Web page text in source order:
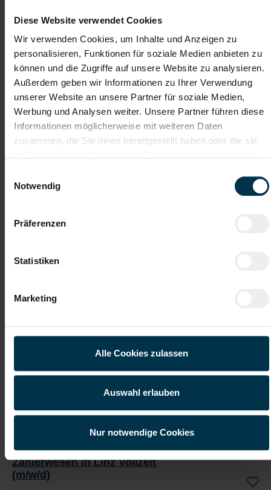
Diese Website verwendet Cookies
Wir verwenden Cookies, um Inhalte und Anzeigen zu
personalisieren, Funktionen für soziale Medien anbieten zu
können und die Zugriffe auf unsere Website zu analysieren.
Außerdem geben wir Informationen zu Ihrer Verwendung
unserer Website an unsere Partner für soziale Medien,
Werbung und Analysen weiter. Unsere Partner führen diese
Informationen möglicherweise mit weiteren Daten
zusammen, die Sie ihnen bereitgestellt haben oder die sie
Notwendig
Präferenzen
Statistiken
Marketing
Alle Cookies zulassen
Auswahl erlauben
Nur notwendige Cookies
Fertigungsstandards
Gute Erreichbarkeit Gratis Parkplatz
Unbefristetes
Vollzeitarbeitsplatz
Moderner
Arbeitsplatz
Kostenlose
Aus- u. Weiterbildung
des gesamten Bewerbungsprozesses
Wertegeprägte Unternehmenskultur
Du möchtest dein Können im MAG-Schweißen und in
kennenzulernen.
Elektrotechniker Mess- und
Zählerwesen in Linz Vollzeit
(m/w/d)